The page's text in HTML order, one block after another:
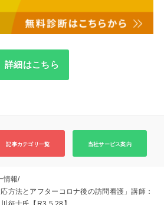
詳細はこちら
記事カテゴリ一覧 当社サービス案内
情報
方法とアフターコロナ後の訪問看護」講師：